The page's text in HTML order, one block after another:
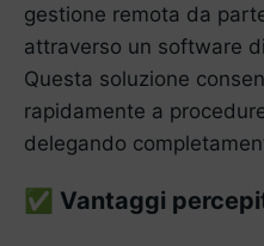
gestione remota da
attraverso un software
Questa soluzione
rapidamente a
delegando
✅ Vantaggi